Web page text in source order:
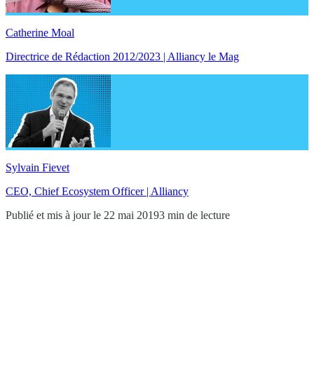
Catherine Moal
Directrice de Rédaction 2012/2023 | Alliancy le Mag
Sylvain Fievet
CEO, Chief Ecosystem Officer | Alliancy
Publié et mis à jour le 22 mai 20193 min de lecture